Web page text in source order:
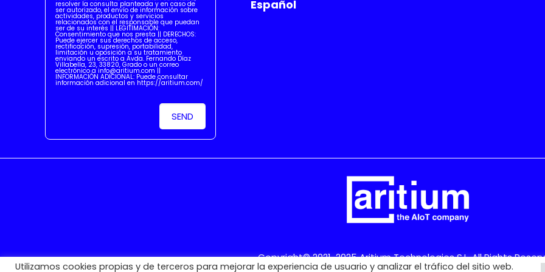
resolver la consulta planteada y en caso de
ser autorizado, el envío de información sobre
actividades, productos y servicios
relacionados con el responsable que puedan
ser de su interés || LEGITIMACIÓN:
Consentimiento que nos presta || DERECHOS:
Puede ejercer sus derechos de acceso,
rectificación, supresión, portabilidad,
limitación u oposición a su tratamiento
enviando un escrito a Avda. Fernando Díaz
Villabella, 23, 33820, Grado o un correo
electrónico a info@aritium.com ||
INFORMACIÓN ADICIONAL: Puede consultar
información adicional en https://aritium.com/
Español
Copyright© 2021-2025 Aritium Technologies S.L. All Rights
Utilizamos cookies propias y de terceros para mejorar la experiencia de usuario y analizar el tráfico del sitio web.